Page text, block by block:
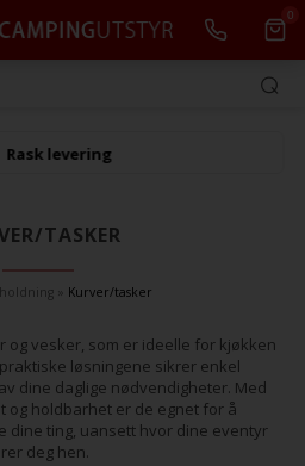
0
Rask levering
TASKER
Kurver/tasker
og vesker, som er ideelle for kjøkken
løsningene sikrer enkel
dine daglige nødvendigheter. Med
og holdbarhet er de egnet for å
dine ting, uansett hvor dine eventyr
deg hen.